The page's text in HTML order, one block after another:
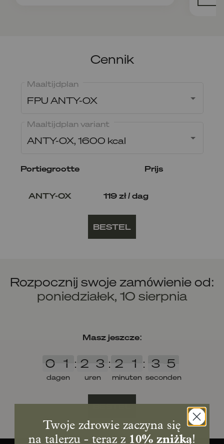
Cennik
FPU ANTY-OX
Maaltijdplan
ANTY-OX, 1600 kcal
Maaltijdplan variant
Portiegrootte Prijs
ANTY-OX 119 zł / dag
BESTEL
Rozpocznij swoje zamówienie od:
poniedziałek, 10 sierpnia
Masz jeszcze:
dagen
0
0 1
1 :
uren
2
2 3
3 :
minuten
2
2 1
1 :
seconden
3
3 4
4
4
4
BESTEL
Twoje zdrowie zaczyna się
na talerzu - teraz z 10% zniżką!